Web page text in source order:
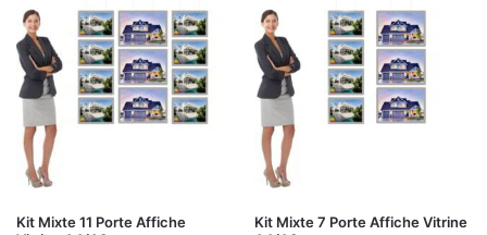
Kit Mixte 11 Porte Affiche
Kit Mixte 7 Porte Affiche Vitrine